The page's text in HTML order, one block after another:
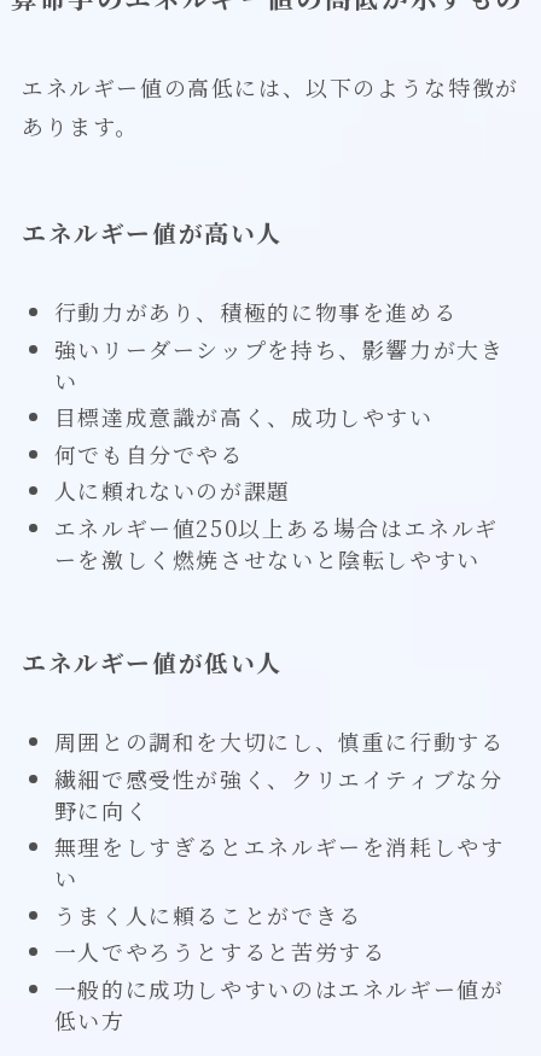
エネルギー値の高低には、以下のような特徴が
あります。
エネルギー値が高い人
行動力があり、積極的に物事を進める
強いリーダーシップを持ち、影響力が大き
い
目標達成意識が高く、成功しやすい
何でも自分でやる
人に頼れないのが課題
エネルギー値250以上ある場合はエネルギ
ーを激しく燃焼させないと陰転しやすい
エネルギー値が低い人
周囲との調和を大切にし、慎重に行動する
繊細で感受性が強く、クリエイティブな分
野に向く
無理をしすぎるとエネルギーを消耗しやす
い
うまく人に頼ることができる
一人でやろうとすると苦労する
一般的に成功しやすいのはエネルギー値が
低い方